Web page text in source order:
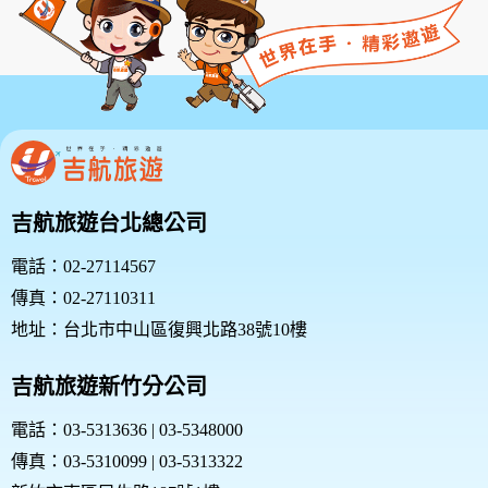
吉航旅遊台北總公司
電話：02-27114567
傳真：02-27110311
地址：台北市中山區復興北路38號10樓
吉航旅遊新竹分公司
電話：03-5313636 | 03-5348000
傳真：03-5310099 | 03-5313322